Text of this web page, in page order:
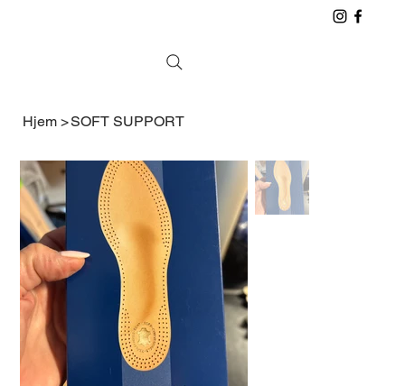
Hjem >SOFT SUPPORT